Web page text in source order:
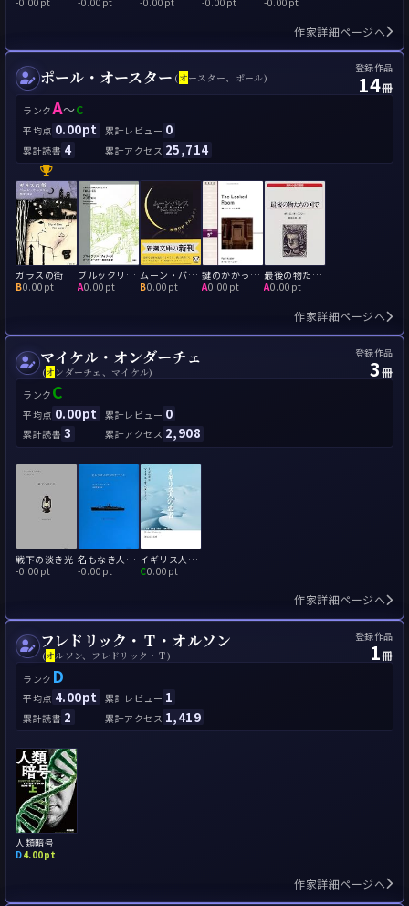
作家詳細ページへ
ポール・オースター (オースター、ポール)
登録作品
14冊
ランクA～C
平均点 0.00pt 累計レビュー 0
累計読書 4 累計アクセス 25,714
ガラスの街
B0.00pt
ブルックリン・フォリーズ
A0.00pt
ムーン・パレス
B0.00pt
鍵のかかった部屋
A0.00pt
最後の物たちの国で
A0.00pt
作家詳細ページへ
マイケル・オンダーチェ
(オ ンダーチェ、マイケル)
登録作品
3冊
ランク C
平均点 0.00pt 累計レビュー 0
累計読書 3 累計アクセス 2,908
戦下の淡き光
-0.00pt
名もなき人たちのテーブル
-0.00pt
イギリス人の患者
C0.00pt
作家詳細ページへ
フレドリック・Ｔ・オルソン
(オルソン、フレドリック・Ｔ)
登録作品
1冊
ランク D
平均点 4.00pt 累計レビュー 1
累計読書 2 累計アクセス 1,419
人類暗号
D4.00pt
作家詳細ページへ